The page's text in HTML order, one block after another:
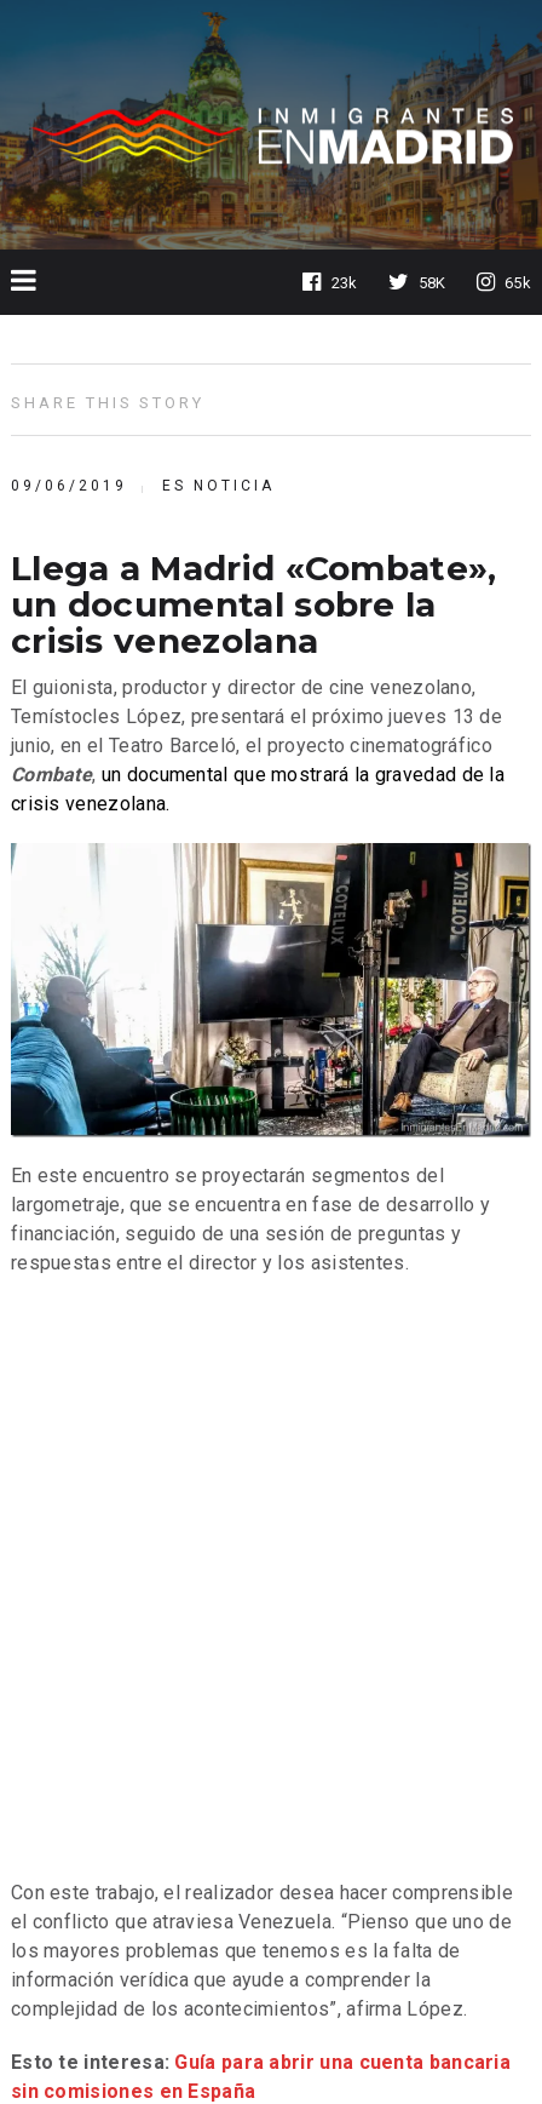
23k 58K 65k
SHARE THIS STORY
09/06/2019 ES NOTICIA
Llega a Madrid «Combate»,
un documental sobre la
crisis venezolana
El guionista, productor y director de cine venezolano,
Temístocles López, presentará el próximo jueves 13 de
junio, en el Teatro Barceló, el proyecto cinematográfico
Combate, un documental que mostrará la gravedad de la
crisis venezolana.
En este encuentro se proyectarán segmentos del
largometraje, que se encuentra en fase de desarrollo y
financiación, seguido de una sesión de preguntas y
respuestas entre el director y los asistentes.
Con este trabajo, el realizador desea hacer comprensible
el conflicto que atraviesa Venezuela. “Pienso que uno de
los mayores problemas que tenemos es la falta de
información verídica que ayude a comprender la
complejidad de los acontecimientos”, afirma López.
Esto te interesa: Guía para abrir una cuenta bancaria
sin comisiones en España